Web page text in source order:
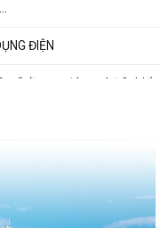
ĐIỆN
“Đền ơn đáp nghĩa” thiết
THÔNG TIN Về việc cưỡng